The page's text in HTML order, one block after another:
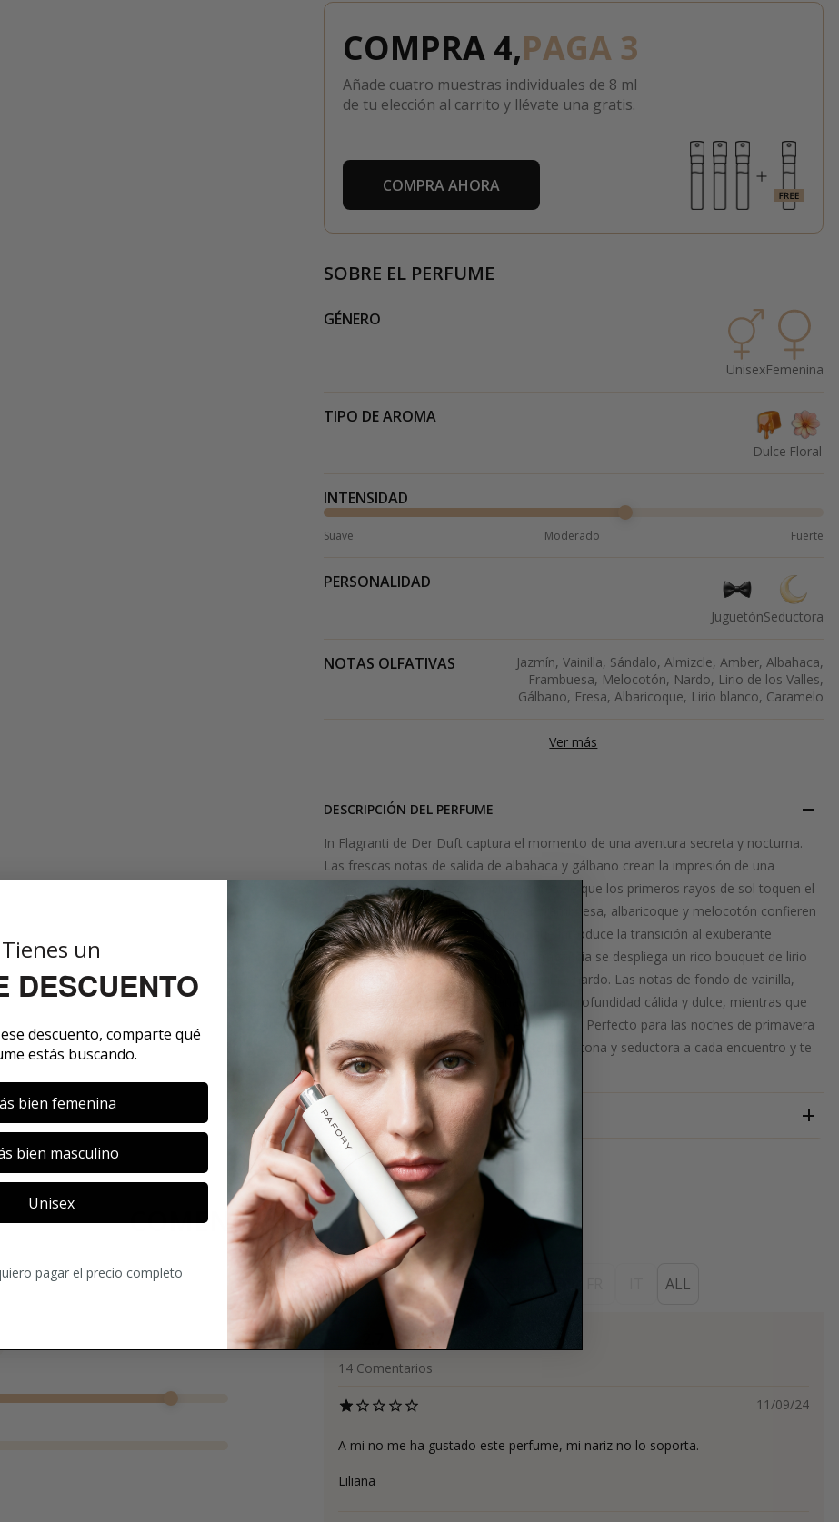
COMPRA 4,PAGA 3
Añade cuatro muestras individuales de 8 ml
de tu elección al carrito y llévate una gratis.
COMPRA AHORA
SOBRE EL PERFUME
GÉNERO
UnisexFemenina
TIPO DE AROMA
Dulce Floral
INTENSIDAD
Suave Moderado Fuerte
PERSONALIDAD
JuguetónSeductora
NOTAS OLFATIVAS
Jazmín, Vainilla, Sándalo, Almizcle, Amber, Albahaca,
Frambuesa, Melocotón, Nardo, Lirio de los Valles,
Gálbano, Fresa, Albaricoque, Lirio blanco, Caramelo
Ver más
DESCRIPCIÓN DEL PERFUME
In Flagranti de Der Duft captura el momento de una aventura secreta y nocturna.
Las frescas notas de salida de albahaca y gálbano crean la impresión de una
mañana cubierta de rocío, incluso antes de que los primeros rayos de sol toquen el
jardín. Las notas afrutadas de fresa, frambuesa, albaricoque y melocotón confieren
a la fragancia una jugosa vivacidad que introduce la transición al exuberante
esplendor floral. En el corazón de la fragancia se despliega un rico bouquet de lirio
de los valles, lirio blanco, azahar, jazmín y nardo. Las notas de fondo de vainilla,
caramelo, sándalo y almizcle añaden una profundidad cálida y dulce, mientras que
un toque de ámbar redondea la experiencia. Perfecto para las noches de primavera
y verano, In Flagranti añade una nota juguetona y seductora a cada encuentro y te
permite saborear el momento al máximo.
SOBRE LA MARCA DER DUFT
COMENTARIOS
ES ALL
14 Comentarios
11/09/24
A mi no me ha gustado este perfume, mi nariz no lo soporta.
Liliana
Tienes un
DESCUENTO
descuento, comparte qué
estás buscando.
bien femenina
bien masculino
Unisex
pagar el precio completo